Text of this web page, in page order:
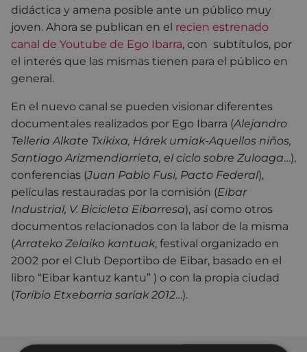
didáctica y amena posible ante un público muy
joven. Ahora se publican en el recien estrenado
canal de Youtube de Ego Ibarra, con subtítulos, por
el interés que las mismas tienen para el público en
general.
En el nuevo canal se pueden visionar diferentes
documentales realizados por Ego Ibarra (Alejandro
Telleria Alkate Txikixa, Hárek umiak-Aquellos niños,
Santiago Arizmendiarrieta, el ciclo sobre Zuloaga…),
conferencias (Juan Pablo Fusi, Pacto Federal),
películas restauradas por la comisión (Eibar
Industrial, V. Bicicleta Eibarresa), así como otros
documentos relacionados con la labor de la misma
(Arrateko Zelaiko kantuak, festival organizado en
2002 por el Club Deportibo de Eibar, basado en el
libro “Eibar kantuz kantu” ) o con la propia ciudad
(Toribio Etxebarria sariak 2012…).